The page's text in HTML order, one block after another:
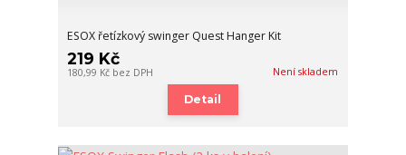
ESOX řetízkový swinger Quest Hanger Kit
219 Kč
180,99 Kč bez DPH Není skladem
Detail